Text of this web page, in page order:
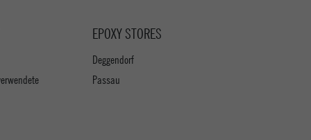
EPOXY STORES
Deggendorf
Passau